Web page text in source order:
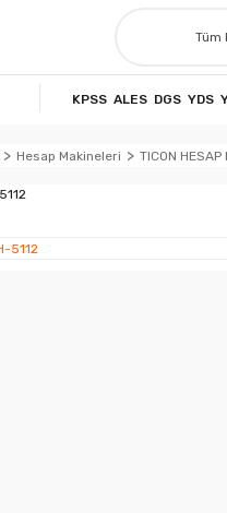
KPSS ALES DGS YDS
Hesap Makineleri TICON HESAP